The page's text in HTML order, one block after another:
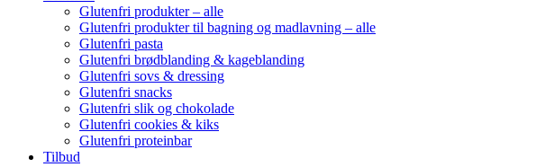
Glutenfri produkter – alle
Glutenfri produkter til bagning og madlavning – alle
Glutenfri pasta
Glutenfri brødblanding & kageblanding
Glutenfri sovs & dressing
Glutenfri snacks
Glutenfri slik og chokolade
Glutenfri cookies & kiks
Glutenfri proteinbar
Tilbud